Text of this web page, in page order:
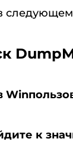
следующем
к